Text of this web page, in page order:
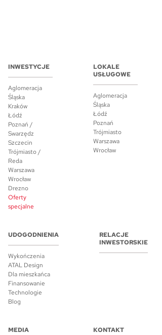
INWESTYCJE
Aglomeracja
Śląska
Kraków
Łódź
Poznań /
Swarzędz
Szczecin
Trójmiasto /
Reda
Warszawa
Wrocław
Drezno
Oferty
specjalne
LOKALE
USŁUGOWE
Aglomeracja
Śląska
Łódź
Poznań
Trójmiasto
Warszawa
Wrocław
UDOGODNIENIA
Wykończenia
ATAL Design
Dla mieszkańca
Finansowanie
Technologie
Blog
RELACJE
INWESTORSKIE
MEDIA KONTAKT